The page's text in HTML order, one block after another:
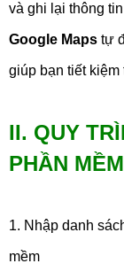
và ghi lại thông
Google Maps tự
giúp bạn tiết
II. QUY
PHẦN MỀM
1. Nhập danh
mềm